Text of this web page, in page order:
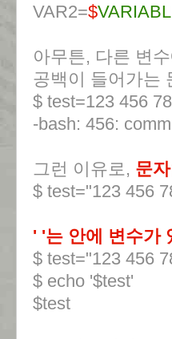
VAR2=$
아무튼, 다른 변
공백이 들어가는
$ test=123 456
-bash: 456:
그런 이유로, 문
$ test="123 456
' '는 안에 변수가
$ test="123 456
$ echo '$test'
$test